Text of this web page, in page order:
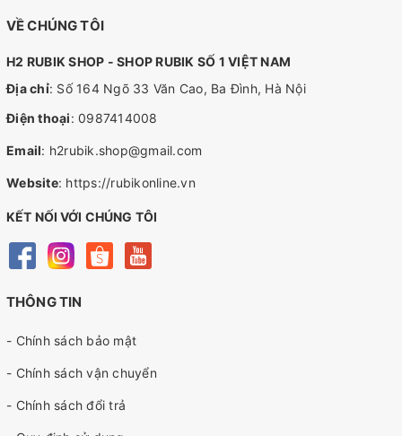
VỀ CHÚNG TÔI
H2 RUBIK SHOP - SHOP RUBIK SỐ 1 VIỆT NAM
Địa chỉ: Số 164 Ngõ 33 Văn Cao, Ba Đình, Hà Nội
Điện thoại: 0987414008
Email: h2rubik.shop@gmail.com
Website: https://rubikonline.vn
KẾT NỐI VỚI CHÚNG TÔI
THÔNG TIN
- Chính sách bảo mật
- Chính sách vận chuyển
- Chính sách đổi trả